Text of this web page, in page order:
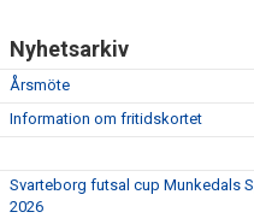
Nyhetsarkiv
Årsmöte
Information om fritidskortet
Svarteborg futsal cup Munkedals
2026